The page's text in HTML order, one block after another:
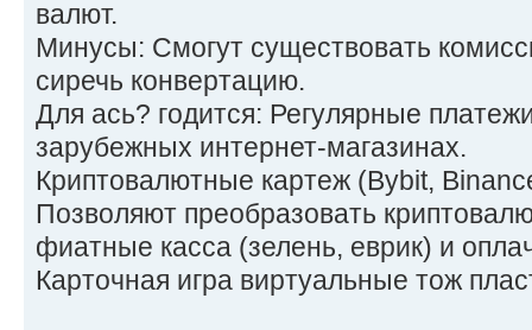
валют.
Минусы: Смогут существовать
сиречь конвертацию.
Для ась? годится: Регулярные
зарубежных интернет-магазинах.
Криптовалютные картеж (Bybit,
Позволяют преобразовать
фиатные касса (зелень, еврик) и
Карточная игра виртуальные тож